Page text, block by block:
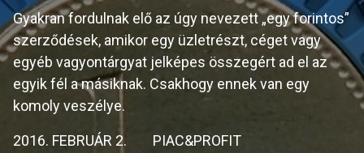
Gyakran fordulnak elő az úgy nevezett „egy forintos”
szerződések, amikor egy üzletrészt, céget vagy
egyéb vagyontárgyat jelképes összegért ad el az
egyik fél a másiknak. Csakhogy ennek van egy
komoly veszélye.
2016. FEBRUÁR 2. PIAC&PROFIT